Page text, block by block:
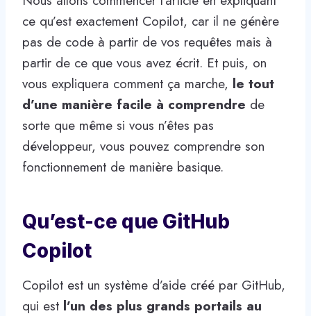
ce qu’est exactement Copilot, car il ne génère
pas de code à partir de vos requêtes mais à
partir de ce que vous avez écrit. Et puis, on
vous expliquera comment ça marche, le tout
d’une manière facile à comprendre de
sorte que même si vous n’êtes pas
développeur, vous pouvez comprendre son
fonctionnement de manière basique.
Qu’est-ce que GitHub
Copilot
Copilot est un système d’aide créé par GitHub,
qui est l’un des plus grands portails au